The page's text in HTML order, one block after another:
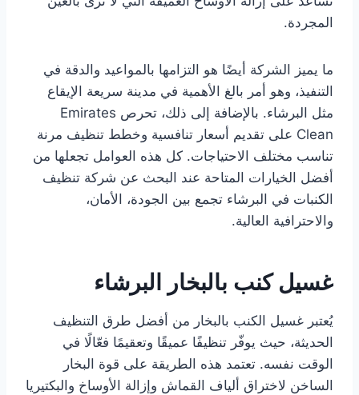
المجردة.
ما يميز الشركة أيضًا هو التزامها بالمواعيد والدقة في
التنفيذ، وهو أمر بالغ الأهمية في مدينة سريعة الإيقاع
مثل البرشاء. بالإضافة إلى ذلك، تحرص Emirates
Clean على تقديم أسعار تنافسية وخطط تنظيف مرنة
تناسب مختلف الاحتياجات. كل هذه العوامل تجعلها من
أفضل الخيارات المتاحة عند البحث عن شركة تنظيف
الكنبات في البرشاء تجمع بين الجودة، الأمان،
والاحترافية العالية.
غسيل كنب بالبخار البرشاء
يُعتبر غسيل الكنب بالبخار من أفضل طرق التنظيف
الحديثة، حيث يوفّر تنظيفًا عميقًا وتعقيمًا فعّالًا في
الوقت نفسه. تعتمد هذه الطريقة على قوة البخار
الساخن لاختراق ألياف القماش وإزالة الأوساخ والبكتيريا